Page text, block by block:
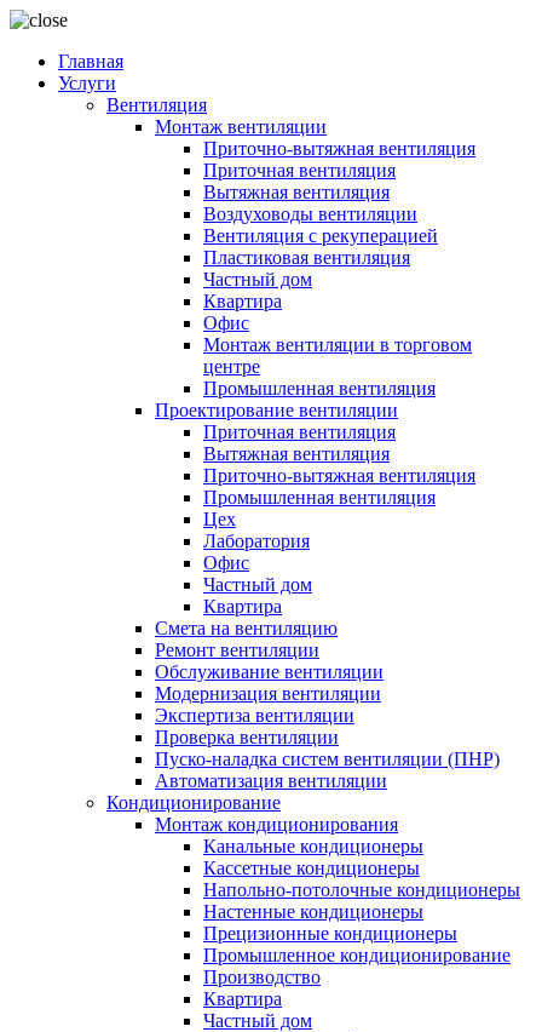
Главная
Услуги
Вентиляция
Монтаж вентиляции
Приточно-вытяжная вентиляция
Приточная вентиляция
Вытяжная вентиляция
Воздуховоды вентиляции
Вентиляция с рекуперацией
Пластиковая вентиляция
Частный дом
Квартира
Офис
Монтаж вентиляции в торговом
центре
Промышленная вентиляция
Проектирование вентиляции
Приточная вентиляция
Вытяжная вентиляция
Приточно-вытяжная вентиляция
Промышленная вентиляция
Цех
Лаборатория
Офис
Частный дом
Квартира
Смета на вентиляцию
Ремонт вентиляции
Обслуживание вентиляции
Модернизация вентиляции
Экспертиза вентиляции
Проверка вентиляции
Пуско-наладка систем вентиляции (ПНР)
Автоматизация вентиляции
Кондиционирование
Монтаж кондиционирования
Канальные кондиционеры
Кассетные кондиционеры
Напольно-потолочные кондиционеры
Настенные кондиционеры
Прецизионные кондиционеры
Промышленное кондиционирование
Производство
Квартира
Частный дом